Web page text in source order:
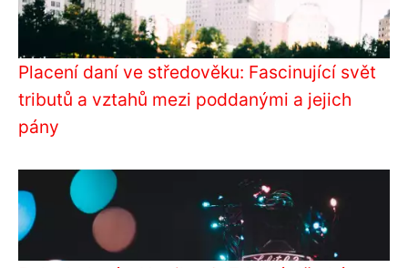
Placení daní ve středověku: Fascinující svět
tributů a vztahů mezi poddanými a jejich
pány